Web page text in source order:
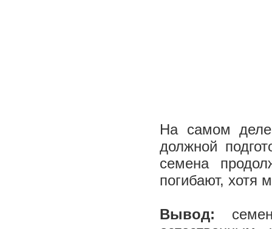
На самом
должной
семена
погибают, хотя
Вывод: